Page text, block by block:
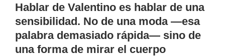
Hablar de Valentino es hablar de una
sensibilidad. No de una moda —esa
palabra demasiado rápida— sino de
una forma de mirar el cuerpo